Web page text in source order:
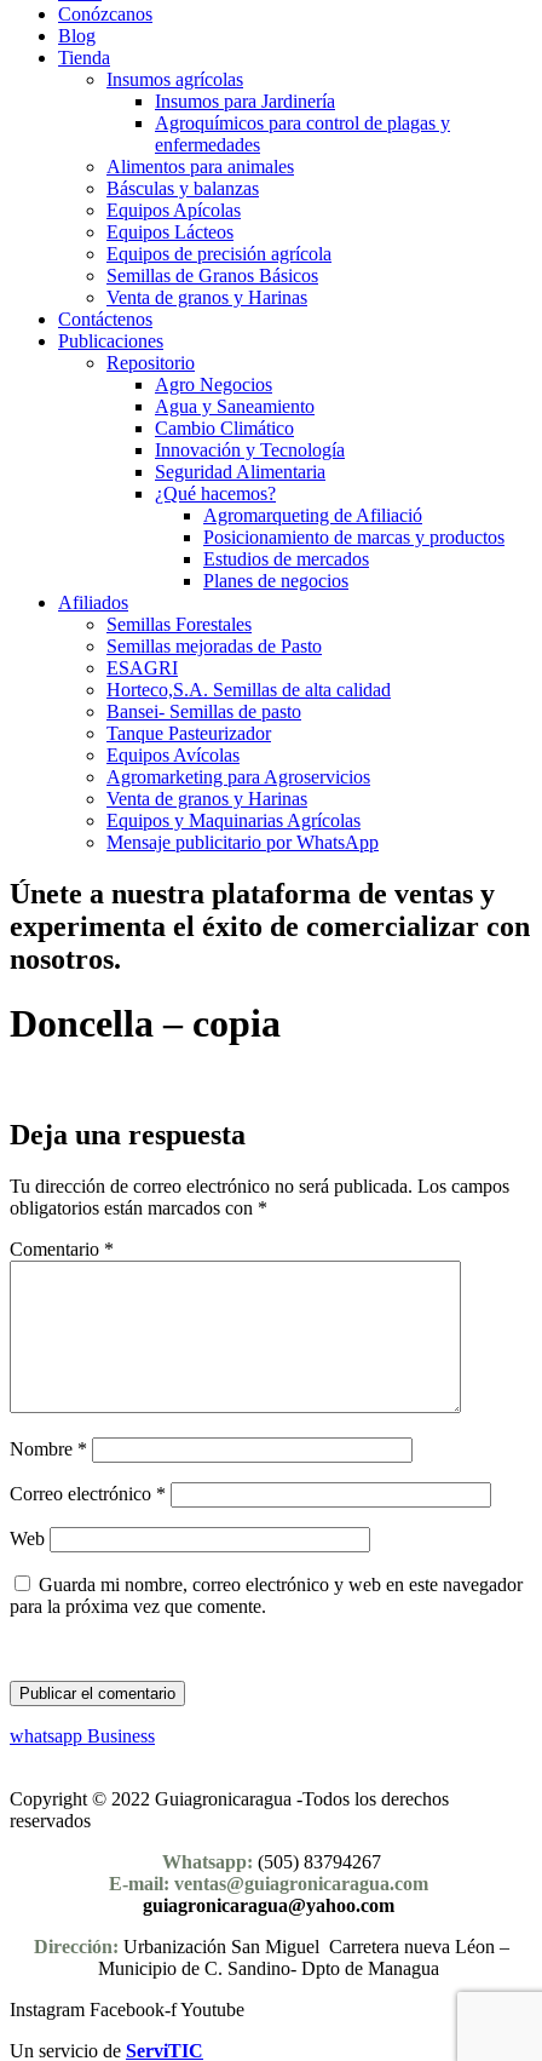
Conózcanos
Blog
Tienda
Insumos agrícolas
Insumos para Jardinería
Agroquímicos para control de plagas y
enfermedades
Alimentos para animales
Básculas y balanzas
Equipos Apícolas
Equipos Lácteos
Equipos de precisión agrícola
Semillas de Granos Básicos
Venta de granos y Harinas
Contáctenos
Publicaciones
Repositorio
Agro Negocios
Agua y Saneamiento
Cambio Climático
Innovación y Tecnología
Seguridad Alimentaria
¿Qué hacemos?
Agromarqueting de Afiliació
Posicionamiento de marcas y productos
Estudios de mercados
Planes de negocios
Afiliados
Semillas Forestales
Semillas mejoradas de Pasto
ESAGRI
Horteco,S.A. Semillas de alta calidad
Bansei- Semillas de pasto
Tanque Pasteurizador
Equipos Avícolas
Agromarketing para Agroservicios
Venta de granos y Harinas
Equipos y Maquinarias Agrícolas
Mensaje publicitario por WhatsApp
Únete a nuestra plataforma de ventas y
experimenta el éxito de comercializar con
nosotros.
Doncella – copia
Deja una respuesta
Tu dirección de correo electrónico no será publicada. Los campos
obligatorios están marcados con *
Comentario *
Nombre *
Correo electrónico *
Web
Guarda mi nombre, correo electrónico y web en este navegador
para la próxima vez que comente.
whatsapp Business
Copyright © 2022 Guiagronicaragua -Todos los derechos
reservados
Whatsapp: (505) 83794267
E-mail: ventas@guiagronicaragua.com
guiagronicaragua@yahoo.com
Dirección: Urbanización San Miguel Carretera nueva Léon –
Municipio de C. Sandino- Dpto de Managua
Instagram Facebook-fYoutube
Un servicio de ServiTIC